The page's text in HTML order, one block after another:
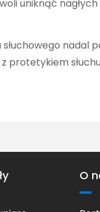
uniknąć nagłych
nadal
protetykiem
O